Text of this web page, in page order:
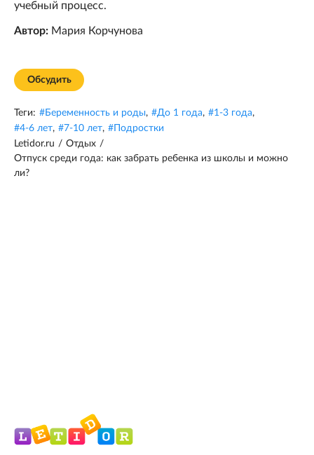
учебный процесс.
Автор: Мария Корчунова
Обсудить
Теги: #Беременность и роды, #До 1 года, #1-3 года,
#4-6 лет, #7-10 лет, # Подростки
Letidor.ru / Отдых /
Отпуск среди года: как забрать ребенка из школы и можно
ли?